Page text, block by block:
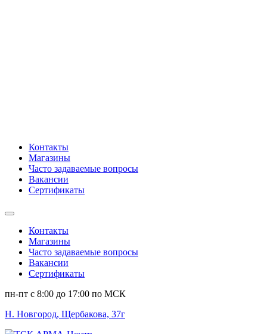
Контакты
Магазины
Часто задаваемые вопросы
Вакансии
Сертификаты
Контакты
Магазины
Часто задаваемые вопросы
Вакансии
Сертификаты
пн-пт c 8:00 до 17:00 по МСК
Н. Новгород, Щербакова, 37г